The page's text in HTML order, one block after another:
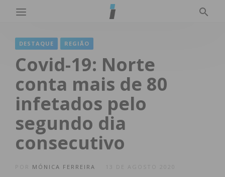
DESTAQUE REGIÃO
Covid-19: Norte
conta mais de 80
infetados pelo
segundo dia
consecutivo
MÓNICA FERREIRA 13 DE AGOSTO 2020